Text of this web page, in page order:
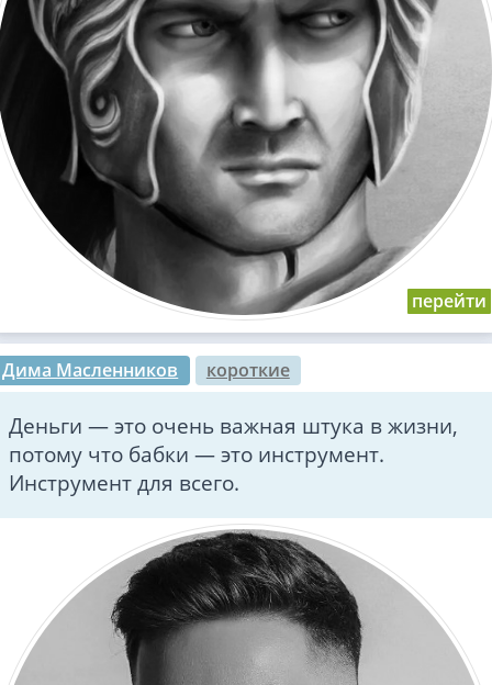
Дима Масленников короткие
Деньги — это очень важная штука в жизни,
потому что бабки — это инструмент.
Инструмент для всего.